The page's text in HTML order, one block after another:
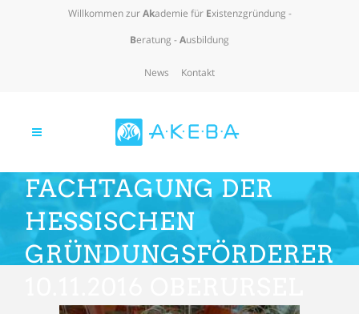
Willkommen zurAkademie fürExistenzgründung -
Beratung -Ausbildung
News Kontakt
FACHTAGUNG DER
HESSISCHEN
GRÜNDUNGSFÖRDERER